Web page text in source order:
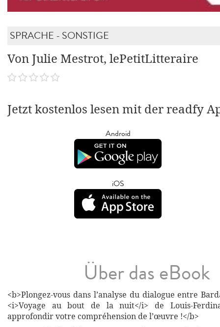
SPRACHE - SONSTIGE
Von Julie Mestrot, lePetitLitteraire
Jetzt kostenlos lesen mit der readfy
Android
iOS
Über das eBook
<b>Plongez-vous dans l’analyse du dialogue entre
<i>Voyage au bout de la nuit</i> de Louis-
approfondir votre compréhension de l’œuvre !</b>